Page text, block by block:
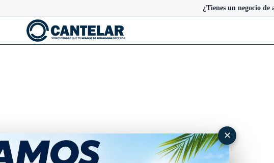
¿Tienes un negocio de
✕